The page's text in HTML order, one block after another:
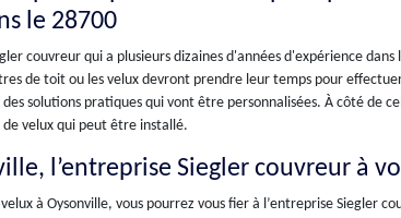
le 28700
couvreur qui a plusieurs dizaines d'années d'expérience
de toit ou les velux devront prendre leur temps pour
solutions pratiques qui vont être personnalisées. À côté de
velux qui peut être installé.
l’entreprise Siegler couvreur à
à Oysonville, vous pourrez vous fier à l’entreprise Siegler